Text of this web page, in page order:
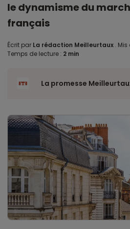
le dynamisme du
français
Écrit par La rédaction Meilleurtaux . Mis
Temps de lecture : 2 min
La promesse